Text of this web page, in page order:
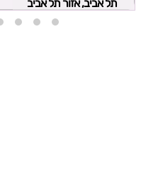
תל אביב, אזור תל אביב